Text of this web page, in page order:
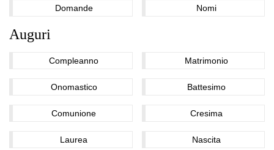
Domande Nomi
Auguri
Compleanno Matrimonio
Onomastico Battesimo
Comunione Cresima
Laurea Nascita